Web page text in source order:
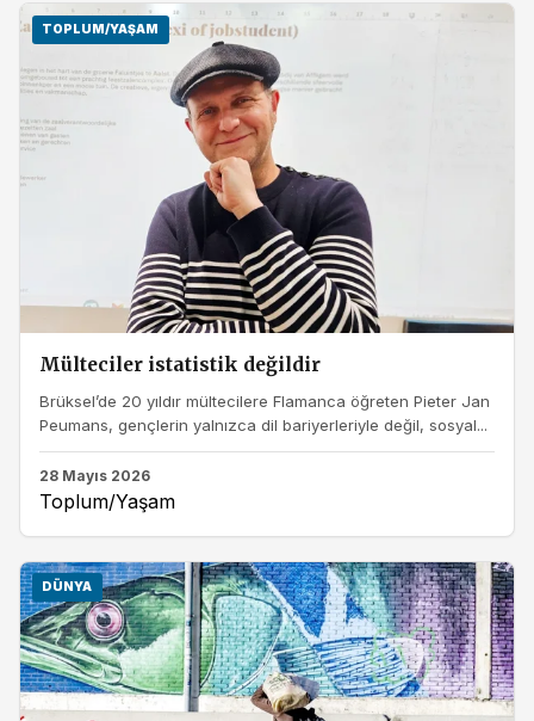
TOPLUM/YAŞAM
Mülteciler istatistik değildir
Brüksel’de 20 yıldır mültecilere Flamanca öğreten Pieter Jan
Peumans, gençlerin yalnızca dil bariyerleriyle değil, sosyal...
28 Mayıs 2026
Toplum/Yaşam
DÜNYA